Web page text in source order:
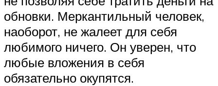
обновки. Меркантильный человек,
наоборот, не жалеет для себя
любимого ничего. Он уверен, что
любые вложения в себя
обязательно окупятся.